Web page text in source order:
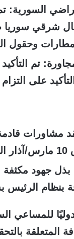
السورية:
شرقي سوريا
وحقول
: تم
على
مشاورات
جهود مكثفة
بنظام الرئيس
للمساعي
المتعلقة